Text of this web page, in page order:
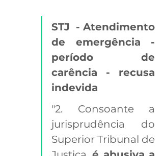
STJ  - Atendimento
de emergência -
período de
carência - recusa
indevida
"2. Consoante a
jurisprudência do
Superior Tribunal de